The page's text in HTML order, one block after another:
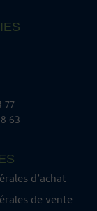
77
63
d’achat
de vente